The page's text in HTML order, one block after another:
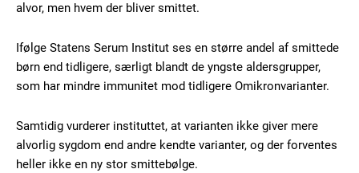
Gratis / forever
Praesent euismod ac
Ut mollis pellentesque tortor
alvor, men hvem der bliver smittet.
Ifølge Statens Serum Institut ses en større andel af smittede
børn end tidligere, særligt blandt de yngste aldersgrupper,
som har mindre immunitet mod tidligere Omikronvarianter.
Samtidig vurderer instituttet, at varianten ikke giver mere
alvorlig sygdom end andre kendte varianter, og der forventes
heller ikke en ny stor smittebølge.